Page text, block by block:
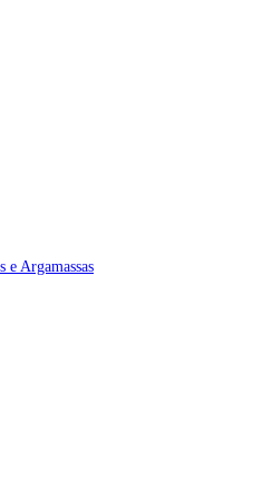
e Argamassas